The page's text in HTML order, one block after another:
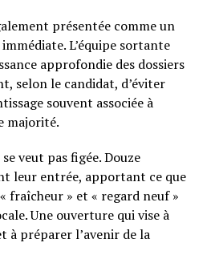
présentée comme un
L’équipe sortante
approfondie des dossiers
selon le candidat, d’éviter
souvent associée à
majorité.
veut pas figée. Douze
leur entrée, apportant ce que
fraîcheur » et « regard neuf »
Une ouverture qui vise à
à préparer l’avenir de la